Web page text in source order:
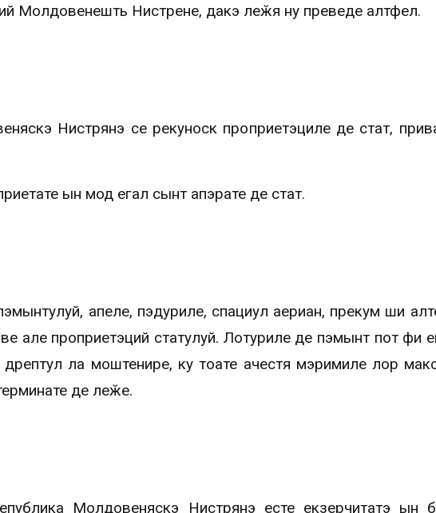
Молдовенешть Нистрене, дакэ леӂя ну преведе алтфел.
Нистрянэ се рекуноск проприетэциле де стат,
ын мод егал сынт апэрате де стат.
апеле, пэдуриле, спациул аериан, прекум ши
але проприетэций статулуй. Лотуриле де пэмынт пот фи
дрептул ла моштенире, ку тоате ачестя мэримиле лор
де леӂе.
Молдовеняскэ Нистрянэ есте екзерчитатэ ын